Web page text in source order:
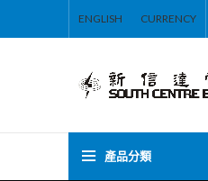
ENGLISH CURRENCY
產品分類